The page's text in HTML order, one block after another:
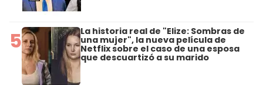
5 La historia real de "Elize: Sombras de
una mujer", la nueva película de
Netflix sobre el caso de una esposa
que descuartizó a su marido